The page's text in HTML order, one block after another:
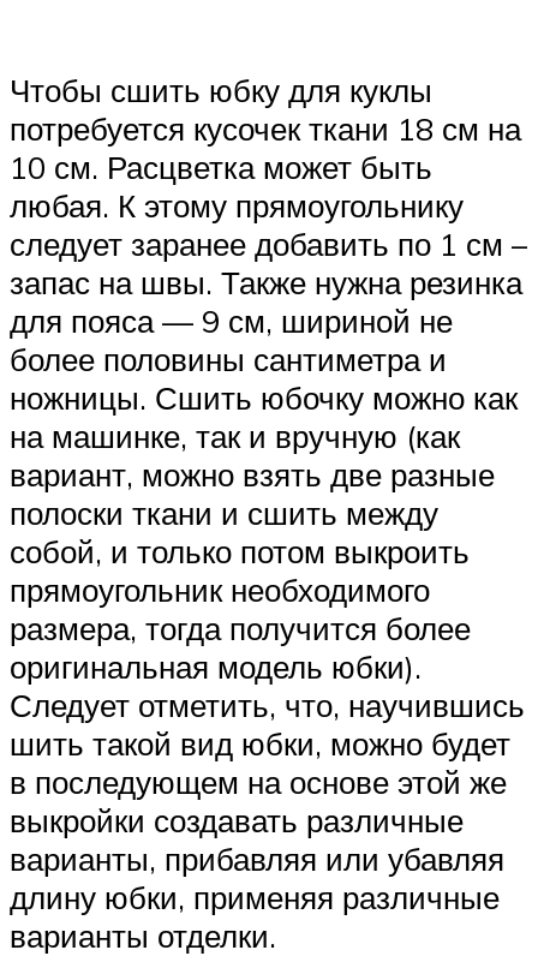
Чтобы сшить юбку для куклы
потребуется кусочек ткани 18 см на
10 см. Расцветка может быть
любая. К этому прямоугольнику
следует заранее добавить по 1 см –
запас на швы. Также нужна резинка
для пояса — 9 см, шириной не
более половины сантиметра и
ножницы. Сшить юбочку можно как
на машинке, так и вручную (как
вариант, можно взять две разные
полоски ткани и сшить между
собой, и только потом выкроить
прямоугольник необходимого
размера, тогда получится более
оригинальная модель юбки).
Следует отметить, что, научившись
шить такой вид юбки, можно будет
в последующем на основе этой же
выкройки создавать различные
варианты, прибавляя или убавляя
длину юбки, применяя различные
варианты отделки.